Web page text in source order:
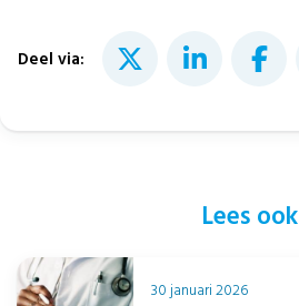
Deel via:
Lees ook
30 januari 2026